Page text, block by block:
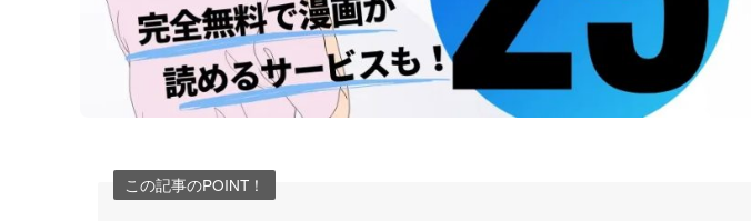
この記事のPOINT！